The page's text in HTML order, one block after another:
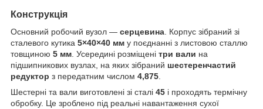
Конструкція
Основний робочий вузол — серцевина. Корпус зібраний зі
сталевого кутика 5×40×40 мм у поєднанні з листовою сталлю
товщиною 5 мм. Усередині розміщені три вали на
підшипникових вузлах, на яких зібраний шестеренчастий
редуктор з передатним числом 4,875.
Шестерні та вали виготовлені зі сталі 45 і проходять термічну
обробку. Це зроблено під реальні навантаження сухої